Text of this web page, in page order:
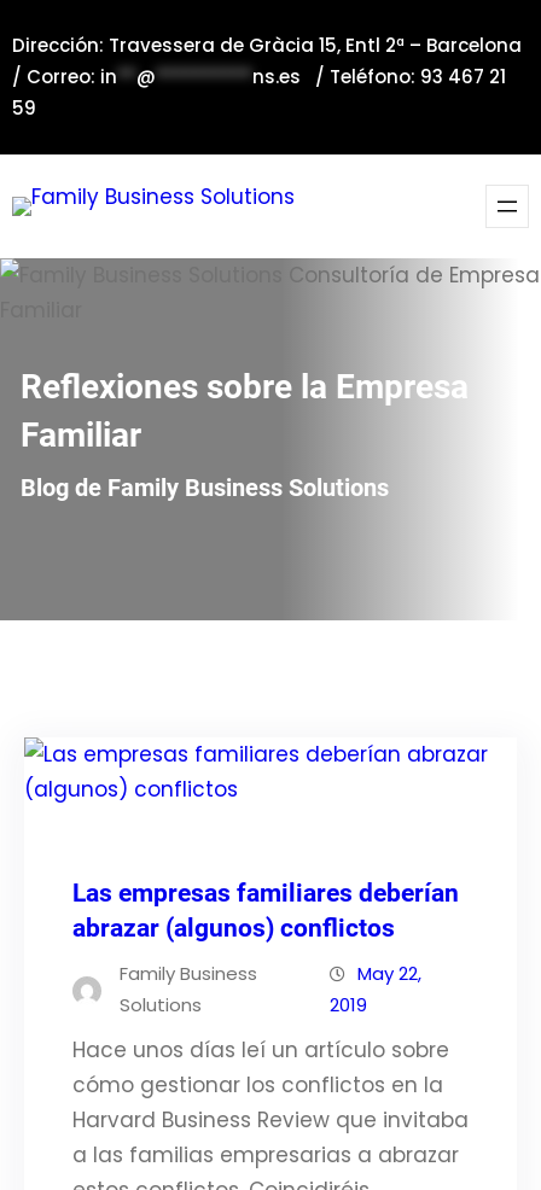
al
contenido
Dirección: Travessera de Gràcia 15, Entl 2ª – Barcelona
/ Correo: in**@**********ns.es / Teléfono: 93 467 21
59
Reflexiones sobre la Empresa
Familiar
Blog de Family Business Solutions
Las empresas familiares deberían
abrazar (algunos) conflictos
Family Business
Solutions
May 22,
2019
Hace unos días leí un artículo sobre
cómo gestionar los conflictos en la
Harvard Business Review que invitaba
a las familias empresarias a abrazar